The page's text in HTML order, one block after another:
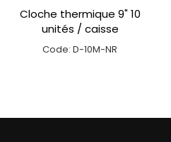
Cloche thermique 9" 10
unités / caisse
Code: D-10M-NR